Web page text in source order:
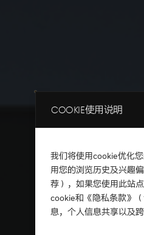
Cookie使用说明
我们将使用cookie优化
用您的浏览历史及兴趣
荐），如果您使用此站
cookie和《隐私条款》
息，个人信息共享以及跨